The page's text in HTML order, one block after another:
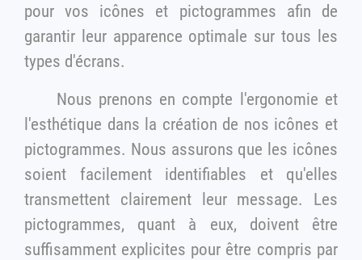
pour vos icônes et pictogrammes afin de
garantir leur apparence optimale sur tous les
types d'écrans.
Nous prenons en compte l'ergonomie et
l'esthétique dans la création de nos icônes et
pictogrammes. Nous assurons que les icônes
soient facilement identifiables et qu'elles
transmettent clairement leur message. Les
pictogrammes, quant à eux, doivent être
suffisamment explicites pour être compris par